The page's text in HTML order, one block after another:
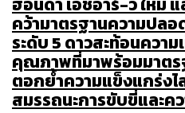
คว้ามาตรฐานความปลอ
ระดับ 5 ดาวสะท้อนควา
คุณภาพที่มาพร้อมมาต
ตอกย้ำความแข็งแกร่ง
สมรรถนะการขับขี่และ